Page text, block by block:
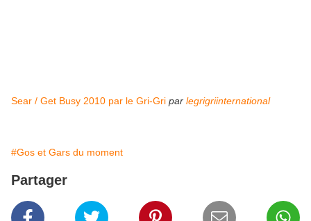
Sear / Get Busy 2010 par le Gri-Gri par legrigriinternational
#Gos et Gars du moment
Partager